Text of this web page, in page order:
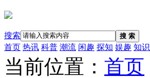
搜索 搜 索
首页 热讯 科普 潮流 闲趣 探知 娱趣 知识
当前位置： 首页